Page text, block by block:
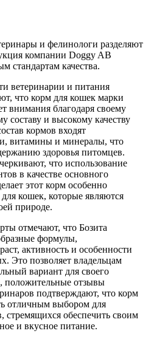
и фелинологи разделяют
компании Doggy AB
стандартам качества.
ветеринарии и питания
что корм для кошек марки
внимания благодаря своему
составу и высокому качеству
кормов входят
витамины и минералы, что
здоровья питомцев.
что использование
в качестве основного
этот корм особенно
кошек, которые являются
природе.
отмечают, что Бозита
формулы,
активность и особенности
Это позволяет владельцам
вариант для своего
положительные отзывы
подтверждают, что корм
отличным выбором для
стремящихся обеспечить своим
и вкусное питание.